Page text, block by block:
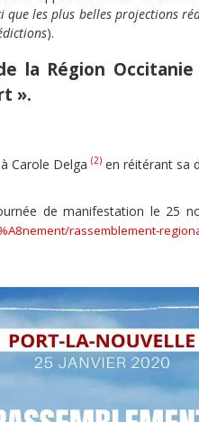
que les plus belles projections
).
la Région
».
à Carole Delga(2) en réitérant sa
de manifestation le 25
rassemblement-